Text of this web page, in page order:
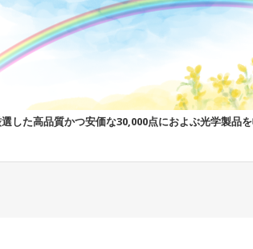
した高品質かつ安価な30,000点におよぶ光学製品